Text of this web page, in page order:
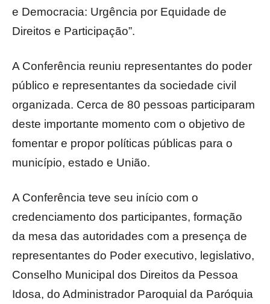
e Democracia: Urgência por Equidade de
Direitos e Participação”.
A Conferência reuniu representantes do poder
público e representantes da sociedade civil
organizada. Cerca de 80 pessoas participaram
deste importante momento com o objetivo de
fomentar e propor políticas públicas para o
município, estado e União.
A Conferência teve seu início com o
credenciamento dos participantes, formação
da mesa das autoridades com a presença de
representantes do Poder executivo, legislativo,
Conselho Municipal dos Direitos da Pessoa
Idosa, do Administrador Paroquial da Paróquia